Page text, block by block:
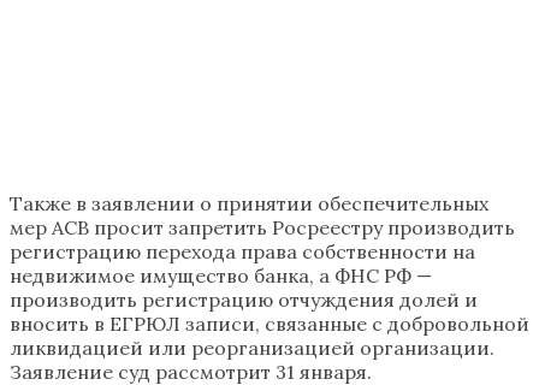
Также в заявлении о принятии обеспечительных
мер АСВ просит запретить Росреестру производить
регистрацию перехода права собственности на
недвижимое имущество банка, а ФНС РФ —
производить регистрацию отчуждения долей и
вносить в ЕГРЮЛ записи, связанные с добровольной
ликвидацией или реорганизацией организации.
Заявление суд рассмотрит 31 января.